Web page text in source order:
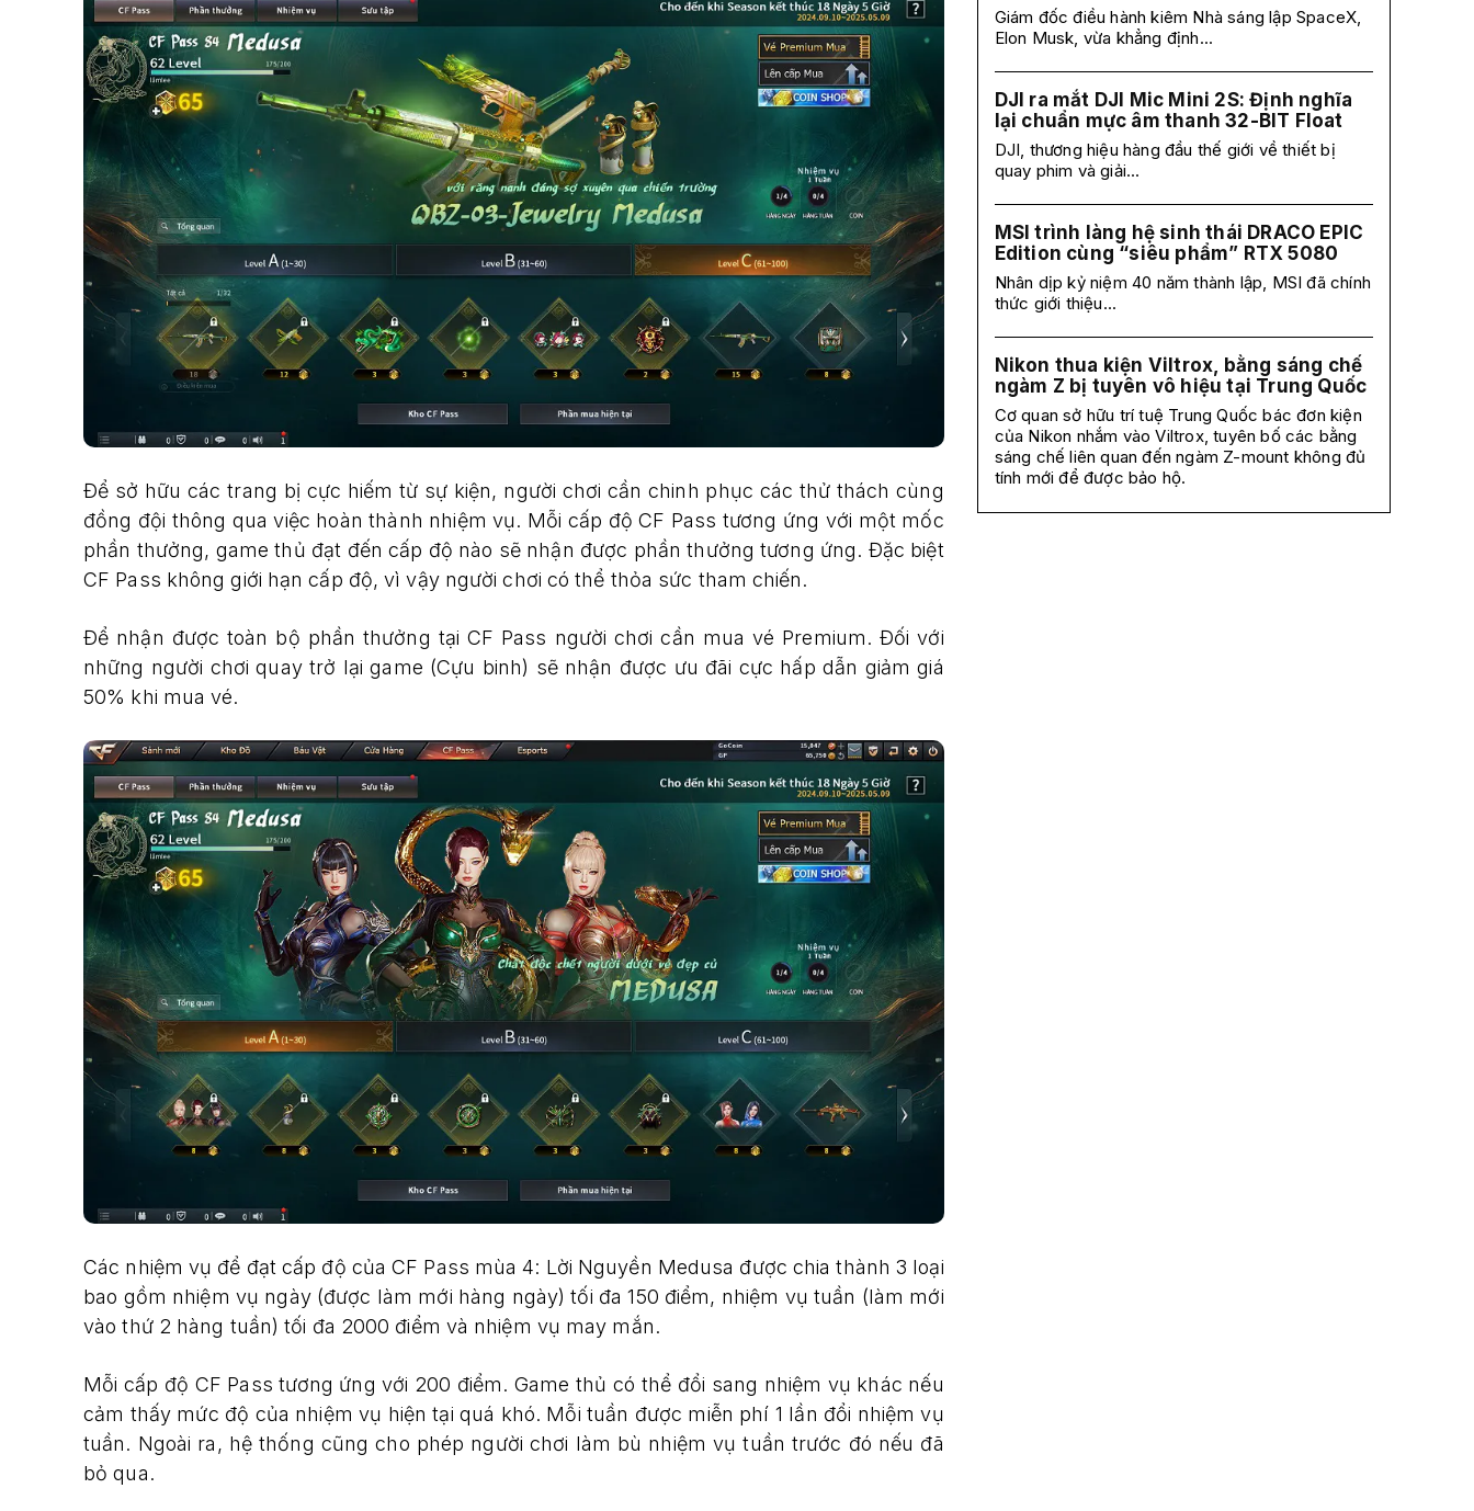
Để sở hữu các trang bị cực hiếm từ sự kiện, người chơi cần chinh phục các thử thách cùng
đồng đội thông qua việc hoàn thành nhiệm vụ. Mỗi cấp độ CF Pass tương ứng với một mốc
phần thưởng, game thủ đạt đến cấp độ nào sẽ nhận được phần thưởng tương ứng. Đặc biệt
CF Pass không giới hạn cấp độ, vì vậy người chơi có thể thỏa sức tham chiến.
Để nhận được toàn bộ phần thưởng tại CF Pass người chơi cần mua vé Premium. Đối với
những người chơi quay trở lại game (Cựu binh) sẽ nhận được ưu đãi cực hấp dẫn giảm giá
50% khi mua vé.
Các nhiệm vụ để đạt cấp độ của CF Pass mùa 4: Lời Nguyền Medusa được chia thành 3 loại
bao gồm nhiệm vụ ngày (được làm mới hàng ngày) tối đa 150 điểm, nhiệm vụ tuần (làm mới
vào thứ 2 hàng tuần) tối đa 2000 điểm và nhiệm vụ may mắn.
Mỗi cấp độ CF Pass tương ứng với 200 điểm. Game thủ có thể đổi sang nhiệm vụ khác nếu
cảm thấy mức độ của nhiệm vụ hiện tại quá khó. Mỗi tuần được miễn phí 1 lần đổi nhiệm vụ
tuần. Ngoài ra, hệ thống cũng cho phép người chơi làm bù nhiệm vụ tuần trước đó nếu đã
bỏ qua.
Giám đốc điều hành kiêm Nhà sáng lập SpaceX,
Elon Musk, vừa khẳng định...
DJI ra mắt DJI Mic Mini 2S: Định nghĩa
lại chuẩn mực âm thanh 32-BIT Float
DJI, thương hiệu hàng đầu thế giới về thiết bị
quay phim và giải...
MSI trình làng hệ sinh thái DRACO EPIC
Edition cùng “siêu phẩm” RTX 5080
Nhân dịp kỷ niệm 40 năm thành lập, MSI đã chính
thức giới thiệu...
Nikon thua kiện Viltrox, bằng sáng chế
ngàm Z bị tuyên vô hiệu tại Trung Quốc
Cơ quan sở hữu trí tuệ Trung Quốc bác đơn kiện
của Nikon nhắm vào Viltrox, tuyên bố các bằng
sáng chế liên quan đến ngàm Z-mount không đủ
tính mới để được bảo hộ.